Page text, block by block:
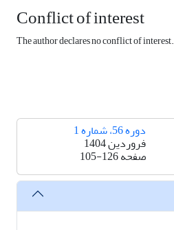
Conflict of interest
The author declares no conflict of interest.
دوره 56، شماره 1
فروردین 1404
صفحه105-126